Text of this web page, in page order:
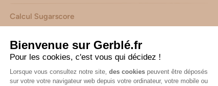
Calcul Sugarscore
Suivez-nous sur les réseaux !